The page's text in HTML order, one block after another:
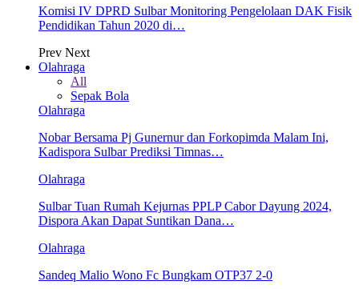
Komisi IV DPRD Sulbar Monitoring Pengelolaan DAK Fisik
Pendidikan Tahun 2020 di…
Prev Next
Olahraga
All
Sepak Bola
Olahraga
Nobar Bersama Pj Gunernur dan Forkopimda Malam Ini,
Kadispora Sulbar Prediksi Timnas…
Olahraga
Sulbar Tuan Rumah Kejurnas PPLP Cabor Dayung 2024,
Dispora Akan Dapat Suntikan Dana…
Olahraga
Sandeq Malio Wono Fc Bungkam OTP37 2-0